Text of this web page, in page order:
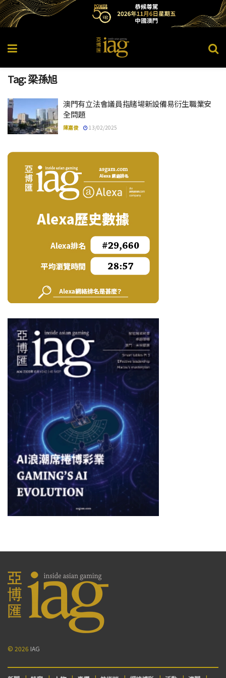
Tag:梁孫旭
澳門有立法會議員指賭場新設備易衍生職業安
全問題
陳嘉俊 13/02/2025
© 2026 IAG